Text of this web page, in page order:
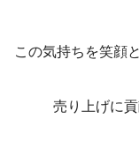
この気持ちを笑顔
売り上げに